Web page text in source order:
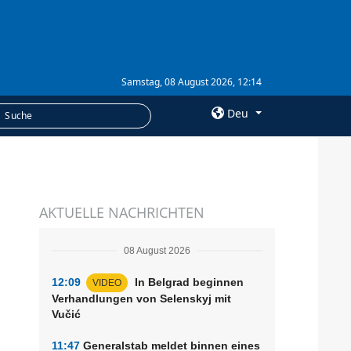
Samstag, 08 August 2026, 12:14
Deu
Abonnement
AKTUELLE NACHRICHTEN
08 August 2026
12:09 VIDEO
In Belgrad beginnen
Verhandlungen von Selenskyj mit
Vučić
11:47 Generalstab meldet binnen eines